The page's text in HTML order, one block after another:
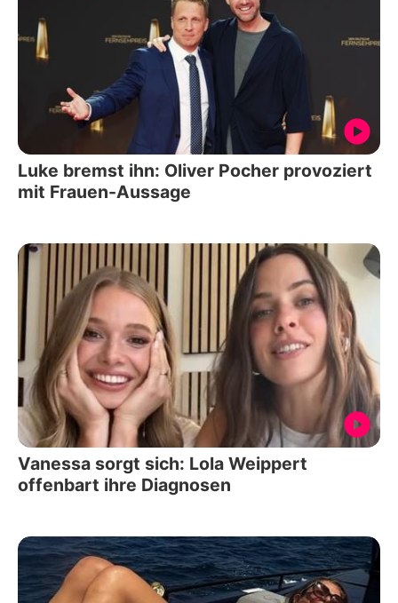
Luke bremst ihn: Oliver Pocher provoziert
mit Frauen-Aussage
Vanessa sorgt sich: Lola Weippert
offenbart ihre Diagnosen